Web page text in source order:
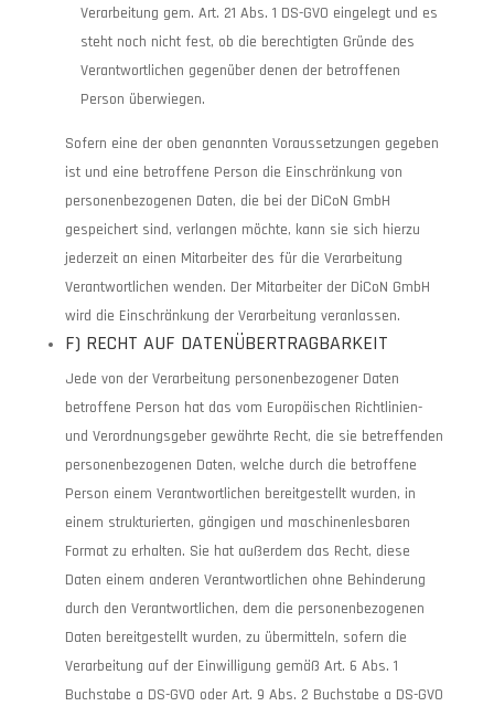
Verarbeitung gem. Art. 21 Abs. 1 DS-GVO eingelegt und es
steht noch nicht fest, ob die berechtigten Gründe des
Verantwortlichen gegenüber denen der betroffenen
Person überwiegen.
Sofern eine der oben genannten Voraussetzungen gegeben
ist und eine betroffene Person die Einschränkung von
personenbezogenen Daten, die bei der DiCoN GmbH
gespeichert sind, verlangen möchte, kann sie sich hierzu
jederzeit an einen Mitarbeiter des für die Verarbeitung
Verantwortlichen wenden. Der Mitarbeiter der DiCoN GmbH
wird die Einschränkung der Verarbeitung veranlassen.
F) RECHT AUF DATENÜBERTRAGBARKEIT
Jede von der Verarbeitung personenbezogener Daten
betroffene Person hat das vom Europäischen Richtlinien-
und Verordnungsgeber gewährte Recht, die sie betreffenden
personenbezogenen Daten, welche durch die betroffene
Person einem Verantwortlichen bereitgestellt wurden, in
einem strukturierten, gängigen und maschinenlesbaren
Format zu erhalten. Sie hat außerdem das Recht, diese
Daten einem anderen Verantwortlichen ohne Behinderung
durch den Verantwortlichen, dem die personenbezogenen
Daten bereitgestellt wurden, zu übermitteln, sofern die
Verarbeitung auf der Einwilligung gemäß Art. 6 Abs. 1
Buchstabe a DS-GVO oder Art. 9 Abs. 2 Buchstabe a DS-GVO